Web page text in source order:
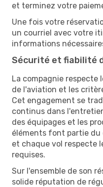
et terminez votre
Une fois votre
un courriel avec votre
informations
Sécurité et fiabilité
La compagnie respecte
de l'aviation et les
Cet engagement se
continus dans
des équipages et les
éléments font partie du
et chaque vol respecte
requises.
Sur l'ensemble de son
solide réputation de